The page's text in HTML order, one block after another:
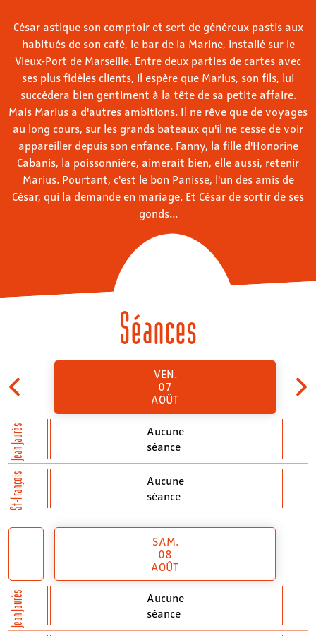
César astique son comptoir et sert de généreux pastis aux
habitués de son café, le bar de la Marine, installé sur le
Vieux-Port de Marseille. Entre deux parties de cartes avec
ses plus fidèles clients, il espère que Marius, son fils, lui
succédera bien gentiment à la tête de sa petite affaire.
Mais Marius a d'autres ambitions. Il ne rêve que de voyages
au long cours, sur les grands bateaux qu'il ne cesse de voir
appareiller depuis son enfance. Fanny, la fille d'Honorine
Cabanis, la poissonnière, aimerait bien, elle aussi, retenir
Marius. Pourtant, c'est le bon Panisse, l'un des amis de
César, qui la demande en mariage. Et César de sortir de ses
gonds...
Séances
Jean Jaurès
St-François
VEN.
07
AOÛT
Aucune
séance
Aucune
séance
Jean Jaurès
SAM.
08
AOÛT
Aucune
séance